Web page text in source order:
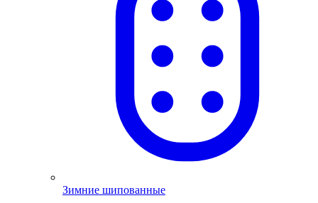
Зимние шипованные